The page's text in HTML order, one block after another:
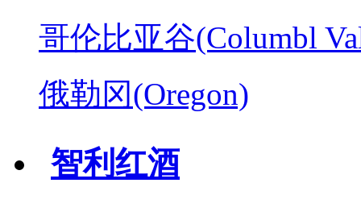
哥伦比亚谷(Columbl
俄勒冈(Oregon)
智利红酒